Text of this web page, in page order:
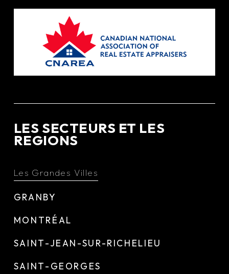
LES SECTEURS ET LES
REGIONS
Les Grandes Villes
GRANBY
MONTRÉAL
SAINT-JEAN-SUR-RICHELIEU
SAINT-GEORGES